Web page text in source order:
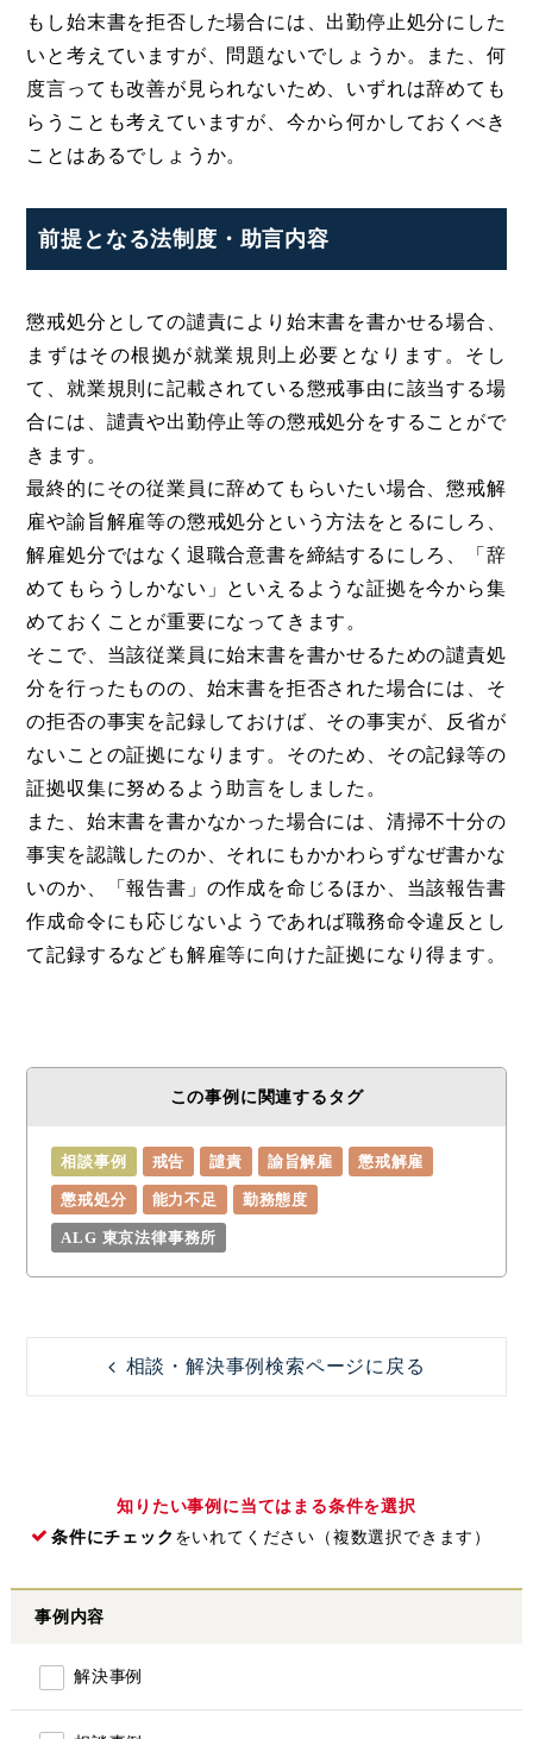
もし始末書を拒否した場合には、出勤停止処分にした
いと考えていますが、問題ないでしょうか。また、何
度言っても改善が見られないため、いずれは辞めても
らうことも考えていますが、今から何かしておくべき
ことはあるでしょうか。
前提となる法制度・助言内容
懲戒処分としての譴責により始末書を書かせる場合、
まずはその根拠が就業規則上必要となります。そし
て、就業規則に記載されている懲戒事由に該当する場
合には、譴責や出勤停止等の懲戒処分をすることがで
きます。
最終的にその従業員に辞めてもらいたい場合、懲戒解
雇や諭旨解雇等の懲戒処分という方法をとるにしろ、
解雇処分ではなく退職合意書を締結するにしろ、「辞
めてもらうしかない」といえるような証拠を今から集
めておくことが重要になってきます。
そこで、当該従業員に始末書を書かせるための譴責処
分を行ったものの、始末書を拒否された場合には、そ
の拒否の事実を記録しておけば、その事実が、反省が
ないことの証拠になります。そのため、その記録等の
証拠収集に努めるよう助言をしました。
また、始末書を書かなかった場合には、清掃不十分の
事実を認識したのか、それにもかかわらずなぜ書かな
いのか、「報告書」の作成を命じるほか、当該報告書
作成命令にも応じないようであれば職務命令違反とし
て記録するなども解雇等に向けた証拠になり得ます。
この事例に関連するタグ
相談事例 戒告 譴責 諭旨解雇 懲戒解雇
懲戒処分 能力不足 勤務態度
ALG 東京法律事務所
相談・解決事例検索ページに戻る
知りたい事例に当てはまる条件を選択
条件にチェック をいれてください（複数選択できます）
事例内容
解決事例